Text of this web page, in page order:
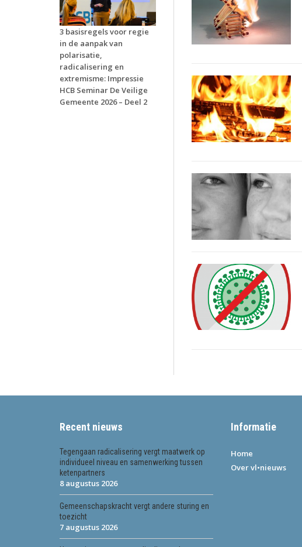
3 basisregels voor regie
in de aanpak van
polarisatie,
radicalisering en
extremisme: Impressie
HCB Seminar De Veilige
Gemeente 2026 – Deel 2
Recent nieuws
Tegengaan radicalisering vergt maatwerk op
individueel niveau en samenwerking tussen
ketenpartners
8 augustus 2026
Gemeenschapskracht vergt andere sturing en
toezicht
7 augustus 2026
Informatie
Home
Over vl•nieuws